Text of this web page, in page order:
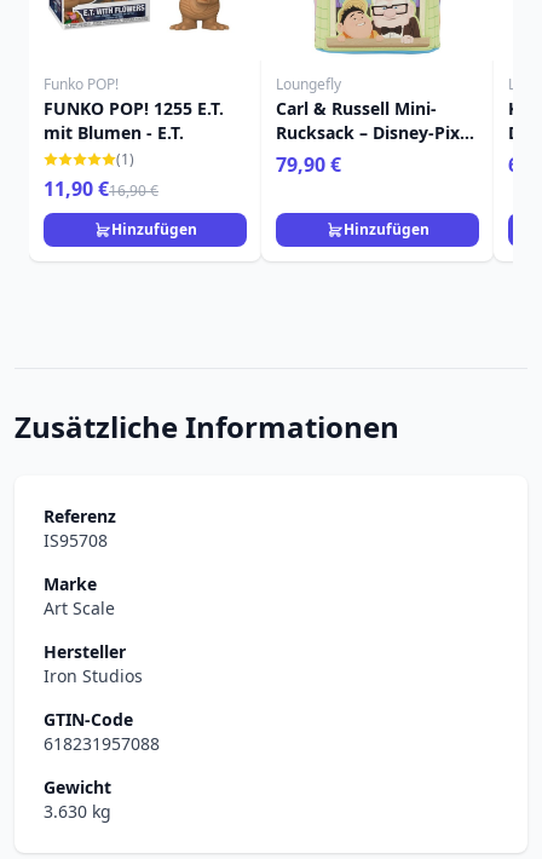
Funko POP!
FUNKO POP! 1255 E.T.
mit Blumen - E.T.
(1)
11,90 €16,90 €
Hinzufügen
Loungefly
Carl & Russell Mini-
Rucksack – Disney-Pixar
Loungefly Up
79,90 €
Hinzufügen
Up
Zusätzliche Informationen
Referenz
IS95708
Marke
Art Scale
Hersteller
Iron Studios
GTIN-Code
618231957088
Gewicht
3.630 kg